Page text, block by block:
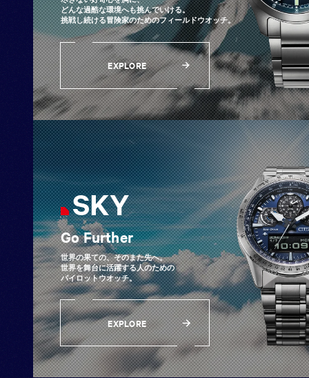
どんな過酷な環境へも挑んでいける。
挑戦し続ける冒険家のためのフィールドウオッチ。
EXPLORE
EXPLORE
SKY
Go Further
世界の果ての、そのまた先へ。
世界を舞台に活躍する人のための
パイロットウオッチ。
EXPLORE
EXPLORE